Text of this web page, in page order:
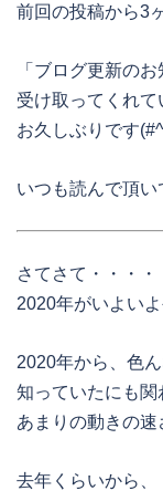
前回の投稿から3
「ブログ更新の
受け取ってくれて
お久しぶりです
いつも読んで頂い
さてさて・・・・
2020年がいよい
2020年から、色
知っていたにも関
あまりの動きの速
去年くらいから、